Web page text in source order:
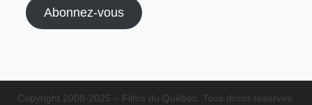
Abonnez-vous
Copyright 2008-2025 – Films du Québec. Tous droits réservés.